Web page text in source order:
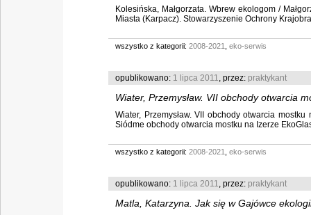
Kolesińska, Małgorzata. Wbrew ekologom /
Miasta (Karpacz). Stowarzyszenie Ochrony
wszystko z kategorii: 2008-2021 eko-serwis
opublikowano: 1 lipca 2011, przez: praktykant
Wiater, Przemysław. VII obchody otwarcia
Wiater, Przemysław. VII obchody otwarcia
Siódme obchody otwarcia mostku na Izerze
wszystko z kategorii: 2008-2021 eko-serwis
opublikowano: 1 lipca 2011, przez: praktykant
Matla, Katarzyna. Jak się w Gajówce